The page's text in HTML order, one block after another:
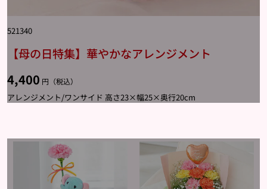
521340
【母の日特集】華やかなアレンジメント
4,400 円（税込）
アレンジメント/ワンサイド 高さ23×幅25×奥行20cm